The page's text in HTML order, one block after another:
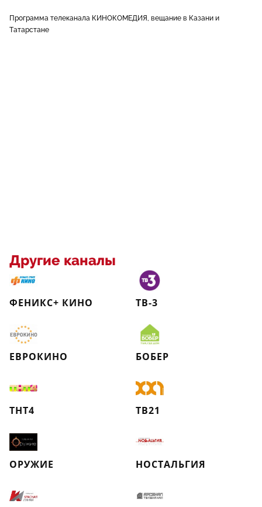
Программа телеканала КИНОКОМЕДИЯ, вещание в Казани и
Татарстане
Другие каналы
ФЕНИКС+ КИНО ТВ-3
ЕВРОКИНО БОБЕР
ТНТ4 ТВ21
ОРУЖИЕ НОСТАЛЬГИЯ